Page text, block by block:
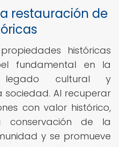
restauración de
históricas
fundamental en la
legado cultural y
Al recuperar
con valor histórico,
de la
y se promueve